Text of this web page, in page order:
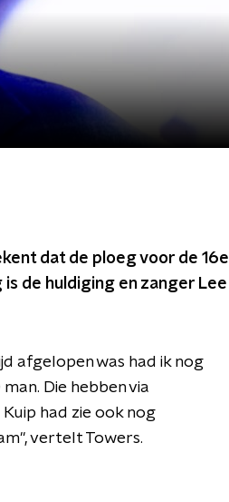
dat de ploeg voor de 16e
de huldiging en zanger Lee
afgelopen was had ik nog
Die hebben via
had zie ook nog
vertelt Towers.